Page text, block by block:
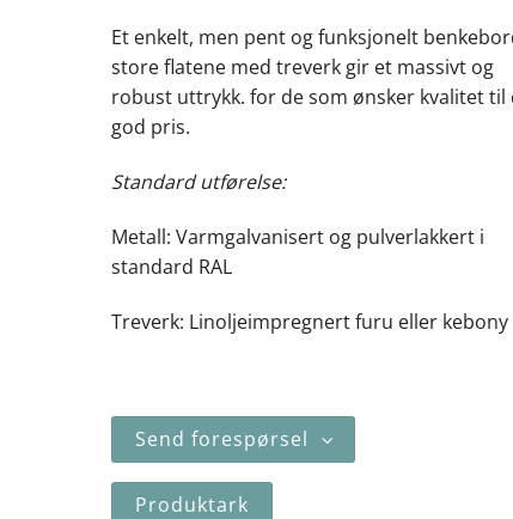
Et enkelt, men pent og funksjonelt
store flatene med treverk gir et massivt og
robust uttrykk. for de som ønsker kvalitet til
god pris.
Standard utførelse:
Metall: Varmgalvanisert og pulverlakkert i
standard RAL
Treverk: Linoljeimpregnert furu eller kebony
Send forespørsel
Produktark